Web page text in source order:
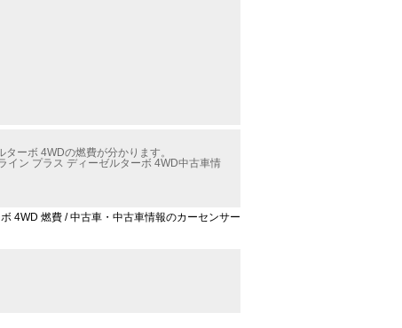
ーボ 4WDの燃費が分かります。
イン プラス ディーゼルターボ 4WD中古車情
4WD 燃費 / 中古車・中古車情報のカーセンサー